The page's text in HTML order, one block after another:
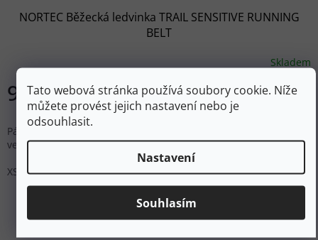
Tato webová stránka používá soubory cookie. Níže
můžete provést jejich nastavení nebo je
odsouhlasit.
Nastavení
Souhlasím
NORTEC Běžecká ledvinka TRAIL SENSITIVE RUNNING
BELT
Skladem
976 Kč DETAIL
Pás na běhání ze strečového materiálu, do kterého se vám
vejde vše důležité, co potřebujete mít s sebou.
XS
S
ZOBRAZIT VŠECHNY PODOBNÉ PRODUKTY